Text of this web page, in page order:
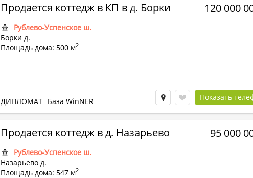
Продается коттедж в КП в д. Борки
Рублево-Успенское ш.
Борки д.
Площадь дома: 500 м2
120 000
ДИПЛОМАТ База WinNER Показать
Продается коттедж в д. Назарьево
Рублево-Успенское ш.
Назарьево д.
Площадь дома: 547 м2
95 000